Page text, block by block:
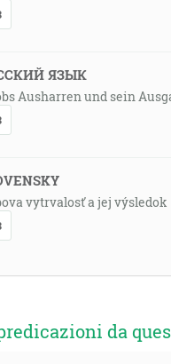
ЯЗЫК
Ausharren und sein
vytrvalosť a jej výsledok
da